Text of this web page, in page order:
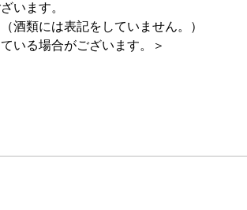
います。
酒類には表記をしていません。）
いる場合がございます。＞